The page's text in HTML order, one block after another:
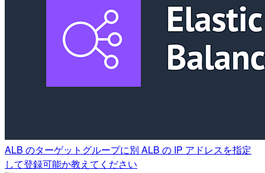
ALB のターゲットグループに別 ALB の IP アドレスを指定
して登録可能か教えてください